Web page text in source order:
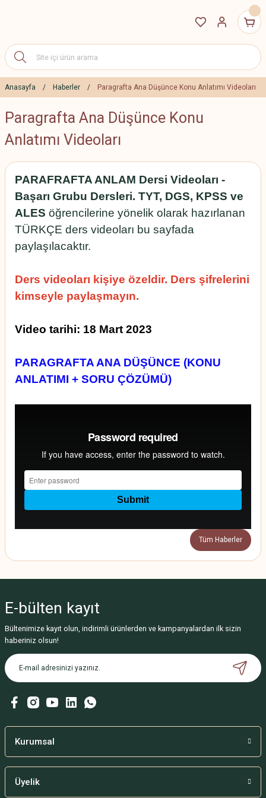
Anasayfa Haberler Paragrafta Ana Düşünce Konu Anlatımı Videoları
Paragrafta Ana Düşünce Konu
Anlatımı Videoları
PARAFRAFTA ANLAM Dersi Videoları -
Başarı Grubu Dersleri. TYT, DGS, KPSS ve
ALES öğrencilerine yönelik olarak hazırlanan
TÜRKÇE ders videoları bu sayfada
paylaşılacaktır.
Ders videoları kişiye özeldir. Ders şifrelerini
kimseyle paylaşmayın.
Video tarihi: 18 Mart 2023
PARAGRAFTA ANA DÜŞÜNCE (KONU
ANLATIMI + SORU ÇÖZÜMÜ)
Tüm Haberler
E-bülten kayıt
Bültenimize kayıt olun, indirimli ürünlerden ve kampanyalardan ilk sizin
haberiniz olsun!
Kurumsal
Üyelik